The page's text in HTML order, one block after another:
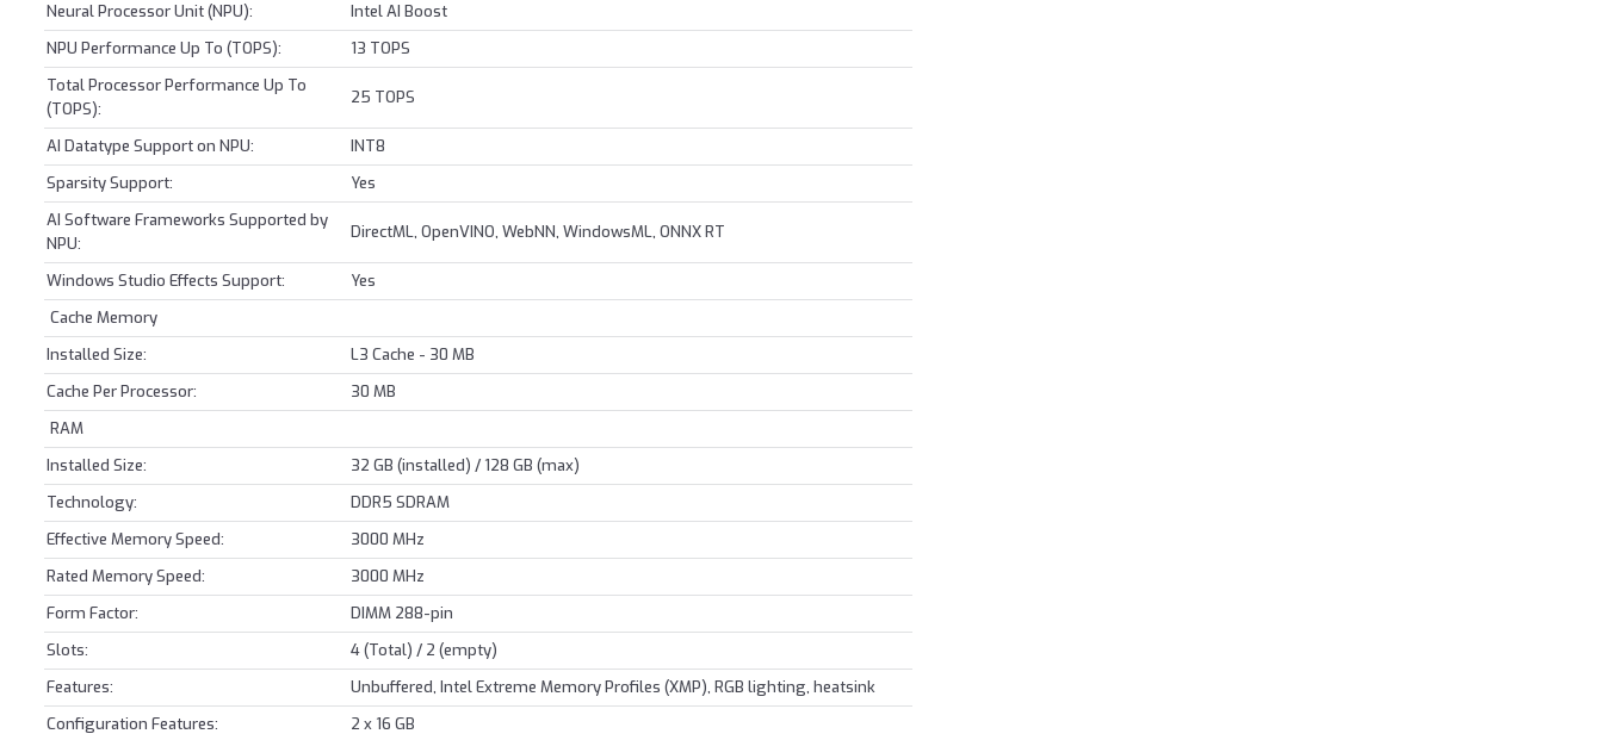
Neural Processor Unit (NPU):
Intel AI Boost
NPU Performance Up To (TOPS):
13 TOPS
Total Processor Performance Up To
(TOPS):
25 TOPS
AI Datatype Support on NPU:
INT8
Sparsity Support:
Yes
AI Software Frameworks Supported by
NPU:
DirectML, OpenVINO, WebNN, WindowsML, ONNX RT
Windows Studio Effects Support:
Yes
Cache Memory
Installed Size:
L3 Cache - 30 MB
Cache Per Processor:
30 MB
RAM
Installed Size:
32 GB (installed) / 128 GB (max)
Technology:
DDR5 SDRAM
Effective Memory Speed:
3000 MHz
Rated Memory Speed:
3000 MHz
Form Factor:
DIMM 288-pin
Slots:
4 (Total) / 2 (empty)
Features:
Unbuffered, Intel Extreme Memory Profiles (XMP), RGB lighting, heatsink
Configuration Features:
2 x 16 GB